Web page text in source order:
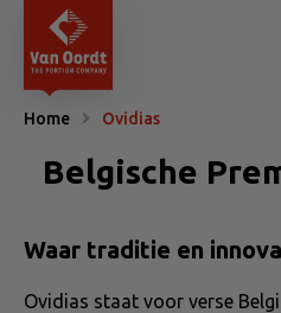
Home Ovidias
Belgische
Waar traditie en
Ovidias staat voor verse